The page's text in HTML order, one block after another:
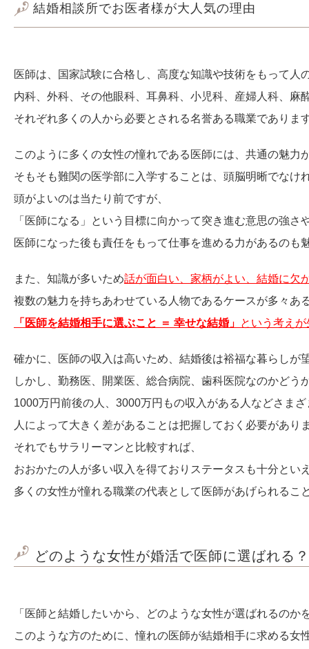
結婚相談所でお医者様が大人気の理由
医師は、国家試験に合格し、高度な知識や技術をもって人
内科、外科、その他眼科、耳鼻科、小児科、産婦人科、麻
それぞれ多くの人から必要とされる名誉ある職業でありま
このように多くの女性の憧れである医師には、共通の魅力
そもそも難関の医学部に入学することは、頭脳明晰でなけ
頭がよいのは当たり前ですが、
「医師になる」という目標に向かって突き進む意思の強さ
医師になった後も責任をもって仕事を進める力があるのも
また、知識が多いため話が面白い、家柄がよい、結婚に欠
複数の魅力を持ちあわせている人物であるケースが多々あ
「医師を結婚相手に選ぶこと ＝ 幸せな結婚」 という考え
確かに、医師の収入は高いため、結婚後は裕福な暮らしが
しかし、勤務医、開業医、総合病院、歯科医院なのかどう
1000万円前後の人、3000万円もの収入がある人などさま
人によって大きく差があることは把握しておく必要があり
それでもサラリーマンと比較すれば、
おおかたの人が多い収入を得ておりステータスも十分とい
多くの女性が憧れる職業の代表として医師があげられる
どのような女性が婚活で医師に選ばれる？
「医師と結婚したいから、どのような女性が選ばれるのか
このような方のために、憧れの医師が結婚相手に求める女